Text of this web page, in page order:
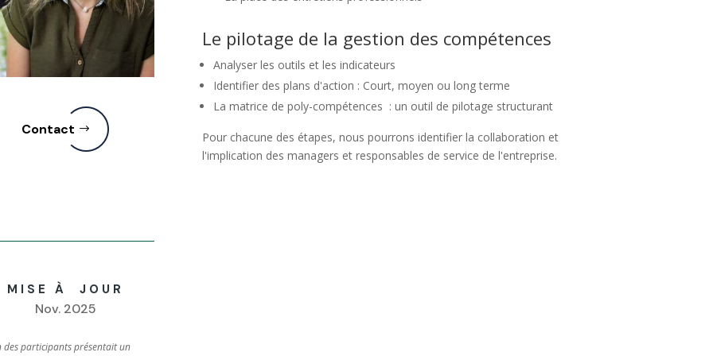
Contact
MISE À JOUR
Nov. 2025
des participants présentait un
Le pilotage de la gestion des compétences
Analyser les outils et les indicateurs
Identifier des plans d'action : Court, moyen ou long terme
La matrice de poly-compétences : un outil de pilotage structurant
Pour chacune des étapes, nous pourrons identifier la collaboration et
l'implication des managers et responsables de service de l'entreprise.